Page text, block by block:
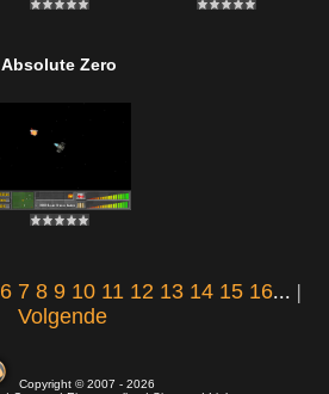
Absolute Zero
6 7 8 9 10 11 12 13 14 15 16... |
Volgende
Copyright © 2007 - 2026